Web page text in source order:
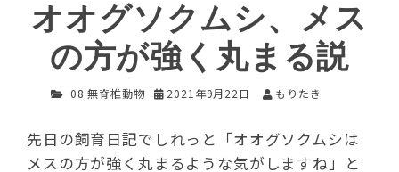
オオグソクムシ、メス
の方が強く丸まる説
08 無脊椎動物 2021年9月22日 もりたき
先日の飼育日記でしれっと「オオグソクムシは
メスの方が強く丸まるような気がしますね」と